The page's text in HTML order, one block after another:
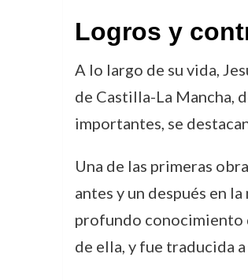
Logros y
A lo largo de su vida,
de Castilla-La Mancha,
importantes, se
Una de las primeras
antes y un después en
profundo conocimiento
de ella, y fue traducida